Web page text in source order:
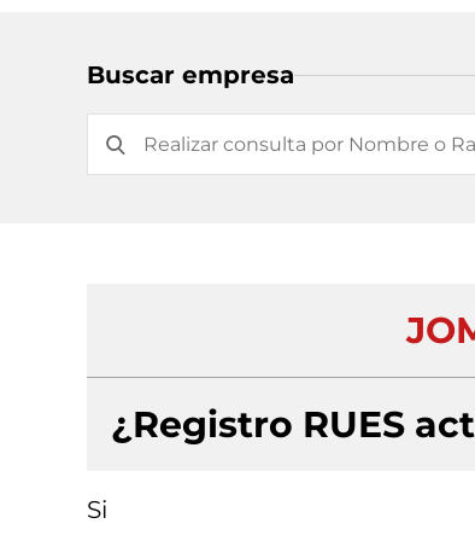
Buscar empresa
¿Registro RUES
Si